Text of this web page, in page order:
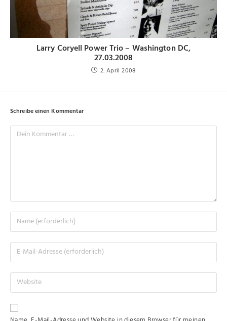
Larry Coryell Power Trio – Washington DC,
27.03.2008
2. April 2008
Schreibe einen Kommentar